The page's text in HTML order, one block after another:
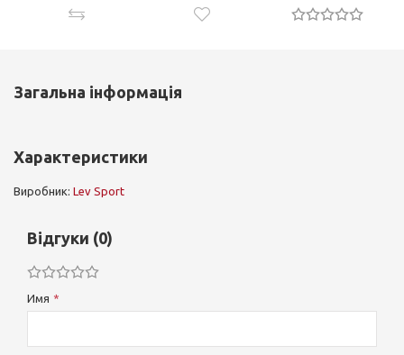
Загальна інформація
Характеристики
Виробник: Lev Sport
Відгуки (0)
Имя